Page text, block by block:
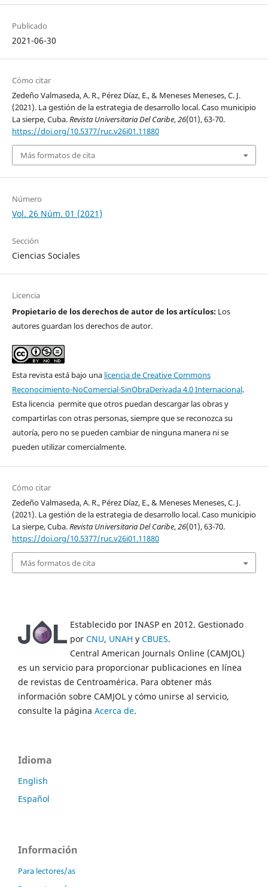
Publicado
2021-06-30
Cómo citar
Zedeño Valmaseda, A. R., Pérez Díaz, E., & Meneses Meneses, C. J.
(2021). La gestión de la estrategia de desarrollo local. Caso municipio
La sierpe, Cuba.Revista Universitaria Del Caribe,26(01), 63-70.
https://doi.org/10.5377/ruc.v26i01.11880
Más formatos de cita
Número
Vol. 26 Núm. 01 (2021)
Sección
Ciencias Sociales
Licencia
Propietario de los derechos de autor de los artículos:Los
autores guardan los derechos de autor.
Esta revista está bajo una licencia de Creative Commons
Reconocimiento-NoComercial-SinObraDerivada 4.0 Internacional.
Esta licencia permite que otros puedan descargar las obras y
compartirlas con otras personas, siempre que se reconozca su
autoría, pero no se pueden cambiar de ninguna manera ni se
pueden utilizar comercialmente.
Cómo citar
Zedeño Valmaseda, A. R., Pérez Díaz, E., & Meneses Meneses, C. J.
(2021). La gestión de la estrategia de desarrollo local. Caso municipio
La sierpe, Cuba.Revista Universitaria Del Caribe,26(01), 63-70.
https://doi.org/10.5377/ruc.v26i01.11880
Más formatos de cita
Establecido por INASP en 2012. Gestionado
por CNU, UNAH y CBUES.
Central American Journals Online (CAMJOL)
es un servicio para proporcionar publicaciones en línea
de revistas de Centroamérica. Para obtener más
información sobre CAMJOL y cómo unirse al servicio,
consulte la página Acerca de.
Idioma
English
Español
Información
Para lectores/as